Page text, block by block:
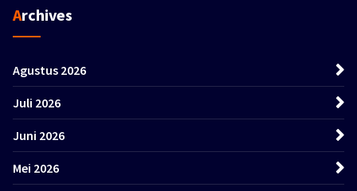
Archives
Agustus 2026
Juli 2026
Juni 2026
Mei 2026